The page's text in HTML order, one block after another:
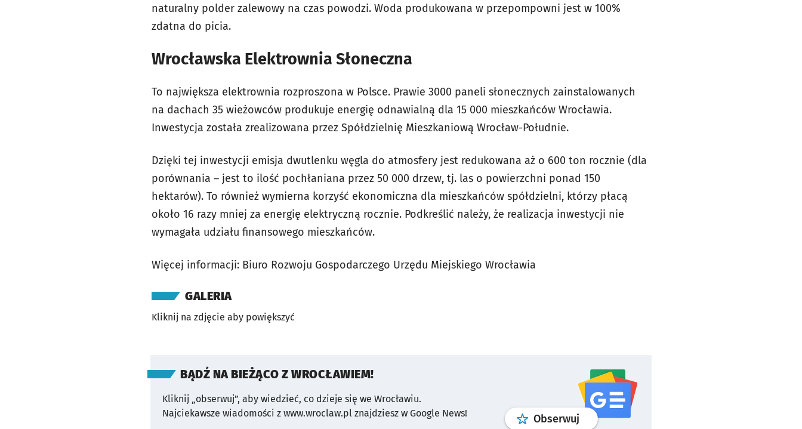
naturalny polder zalewowy na czas powodzi. Woda produkowana w przepompowni jest w 100%
zdatna do picia.
Wrocławska Elektrownia Słoneczna
To największa elektrownia rozproszona w Polsce. Prawie 3000 paneli słonecznych zainstalowanych
na dachach 35 wieżowców produkuje energię odnawialną dla 15 000 mieszkańców Wrocławia.
Inwestycja została zrealizowana przez Spółdzielnię Mieszkaniową Wrocław-Południe.
Dzięki tej inwestycji emisja dwutlenku węgla do atmosfery jest redukowana aż o 600 ton rocznie (dla
porównania – jest to ilość pochłaniana przez 50 000 drzew, tj. las o powierzchni ponad 150
hektarów). To również wymierna korzyść ekonomiczna dla mieszkańców spółdzielni, którzy płacą
około 16 razy mniej za energię elektryczną rocznie. Podkreślić należy, że realizacja inwestycji nie
wymagała udziału finansowego mieszkańców.
Więcej informacji: Biuro Rozwoju Gospodarczego Urzędu Miejskiego Wrocławia
GALERIA
Kliknij na zdjęcie aby powiększyć
BĄDŹ NA BIEŻĄCO Z WROCŁAWIEM!
Kliknij „obserwuj”, aby wiedzieć, co dzieje się we Wrocławiu.
Najciekawsze wiadomości z www.wroclaw.pl znajdziesz w Google News!
Obserwuj profilgoogle news